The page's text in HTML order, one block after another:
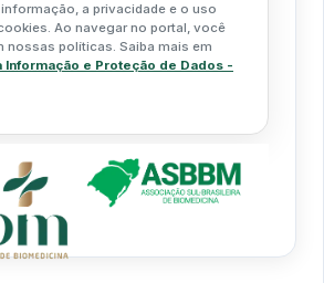
a privacidade e o uso
Ao navegar no portal, você
nossas políticas. Saiba mais em
Informação e Proteção de Dados -